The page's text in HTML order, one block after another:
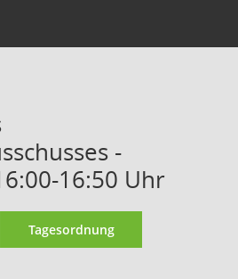
-
16:50 Uhr
Tagesordnung